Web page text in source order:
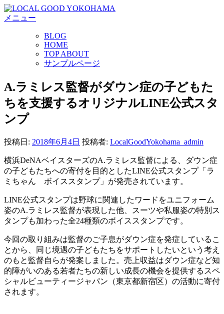
コ
ン
キ
ッ
プ
メニュー
BLOG
HOME
TOP ABOUT
サンプルページ
A.ラミレス監督がダウン症の子どもた
ちを支援するオリジナルLINE公式スタ
ンプ
投稿日: 2018年6月4日 投稿者: LocalGoodYokohama_admin
横浜DeNAベイスターズのA.ラミレス監督による、ダウン症
の子どもたちへの寄付を目的としたLINE公式スタンプ「ラ
ミちゃん ボイススタンプ」が発売されています。
LINE公式スタンプは野球に関連したワードをユニフォーム
姿のA.ラミレス監督が表現した他、スーツや私服姿の特別ス
タンプも加わった全24種類のボイススタンプです。
今回の取り組みは監督のご子息がダウン症を発症しているこ
とから、同じ境遇の子どもたちをサポートしたいという考え
のもと監督自らが発案しました。売上収益はダウン症など知
的障がいのある若者たちの新しい成長の機会を提供するスペ
シャルビューティージャパン（東京都新宿区）の活動に寄付
されます。